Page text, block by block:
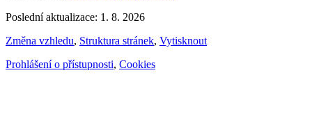
Poslední aktualizace: 1. 8. 2026
Změna vzhledu, Struktura stránek, Vytisknout
Prohlášení o přístupnosti, Cookies